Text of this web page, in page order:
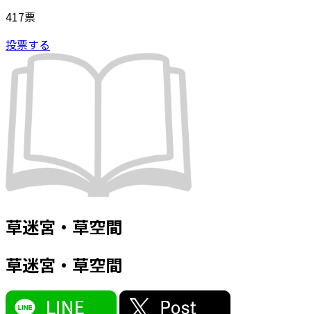
417票
投票する
草迷宮・草空間
草迷宮・草空間